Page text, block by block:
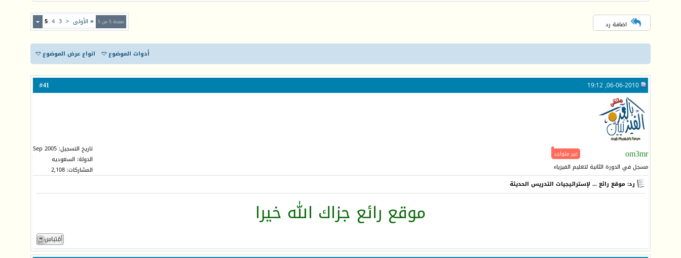
اضافة رد صفحة 5 من 5 « الأولى <
3
4
5
أدوات الموضوع انواع عرض الموضوع
41
om3mr غير متواجد
مسجل في الدورة الثانية لتعليم الفيزياء
تاريخ التسجيل: Sep 2005
الدولة: السعوديه
المشاركات: 2,108
رد: موقع رائع ... لإستراتيجيات التدريس الحديثة
موقع رائع جزاك الله خيرا